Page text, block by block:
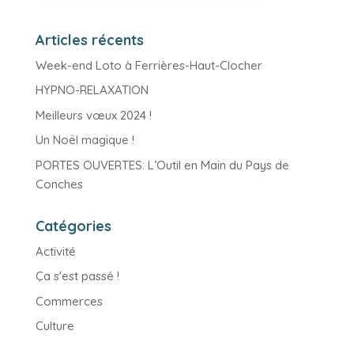
Articles récents
Week-end Loto à Ferrières-Haut-Clocher
HYPNO-RELAXATION
Meilleurs vœux 2024 !
Un Noël magique !
PORTES OUVERTES: L’Outil en Main du Pays de
Conches
Catégories
Activité
Ça s'est passé !
Commerces
Culture